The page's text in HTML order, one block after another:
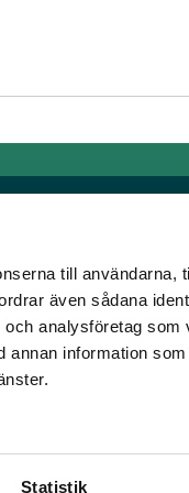
till användarna,
även sådana
och analysföretag som
annan information
Statistik